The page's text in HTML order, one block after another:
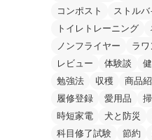
コンポスト
ストル
トイレトレーニング
ノンフライヤー
ラワ
レビュー
体験談
勉強法
収穫 商品
履修登録
愛用品
時短家電
犬と防災
科目修了試験
節約